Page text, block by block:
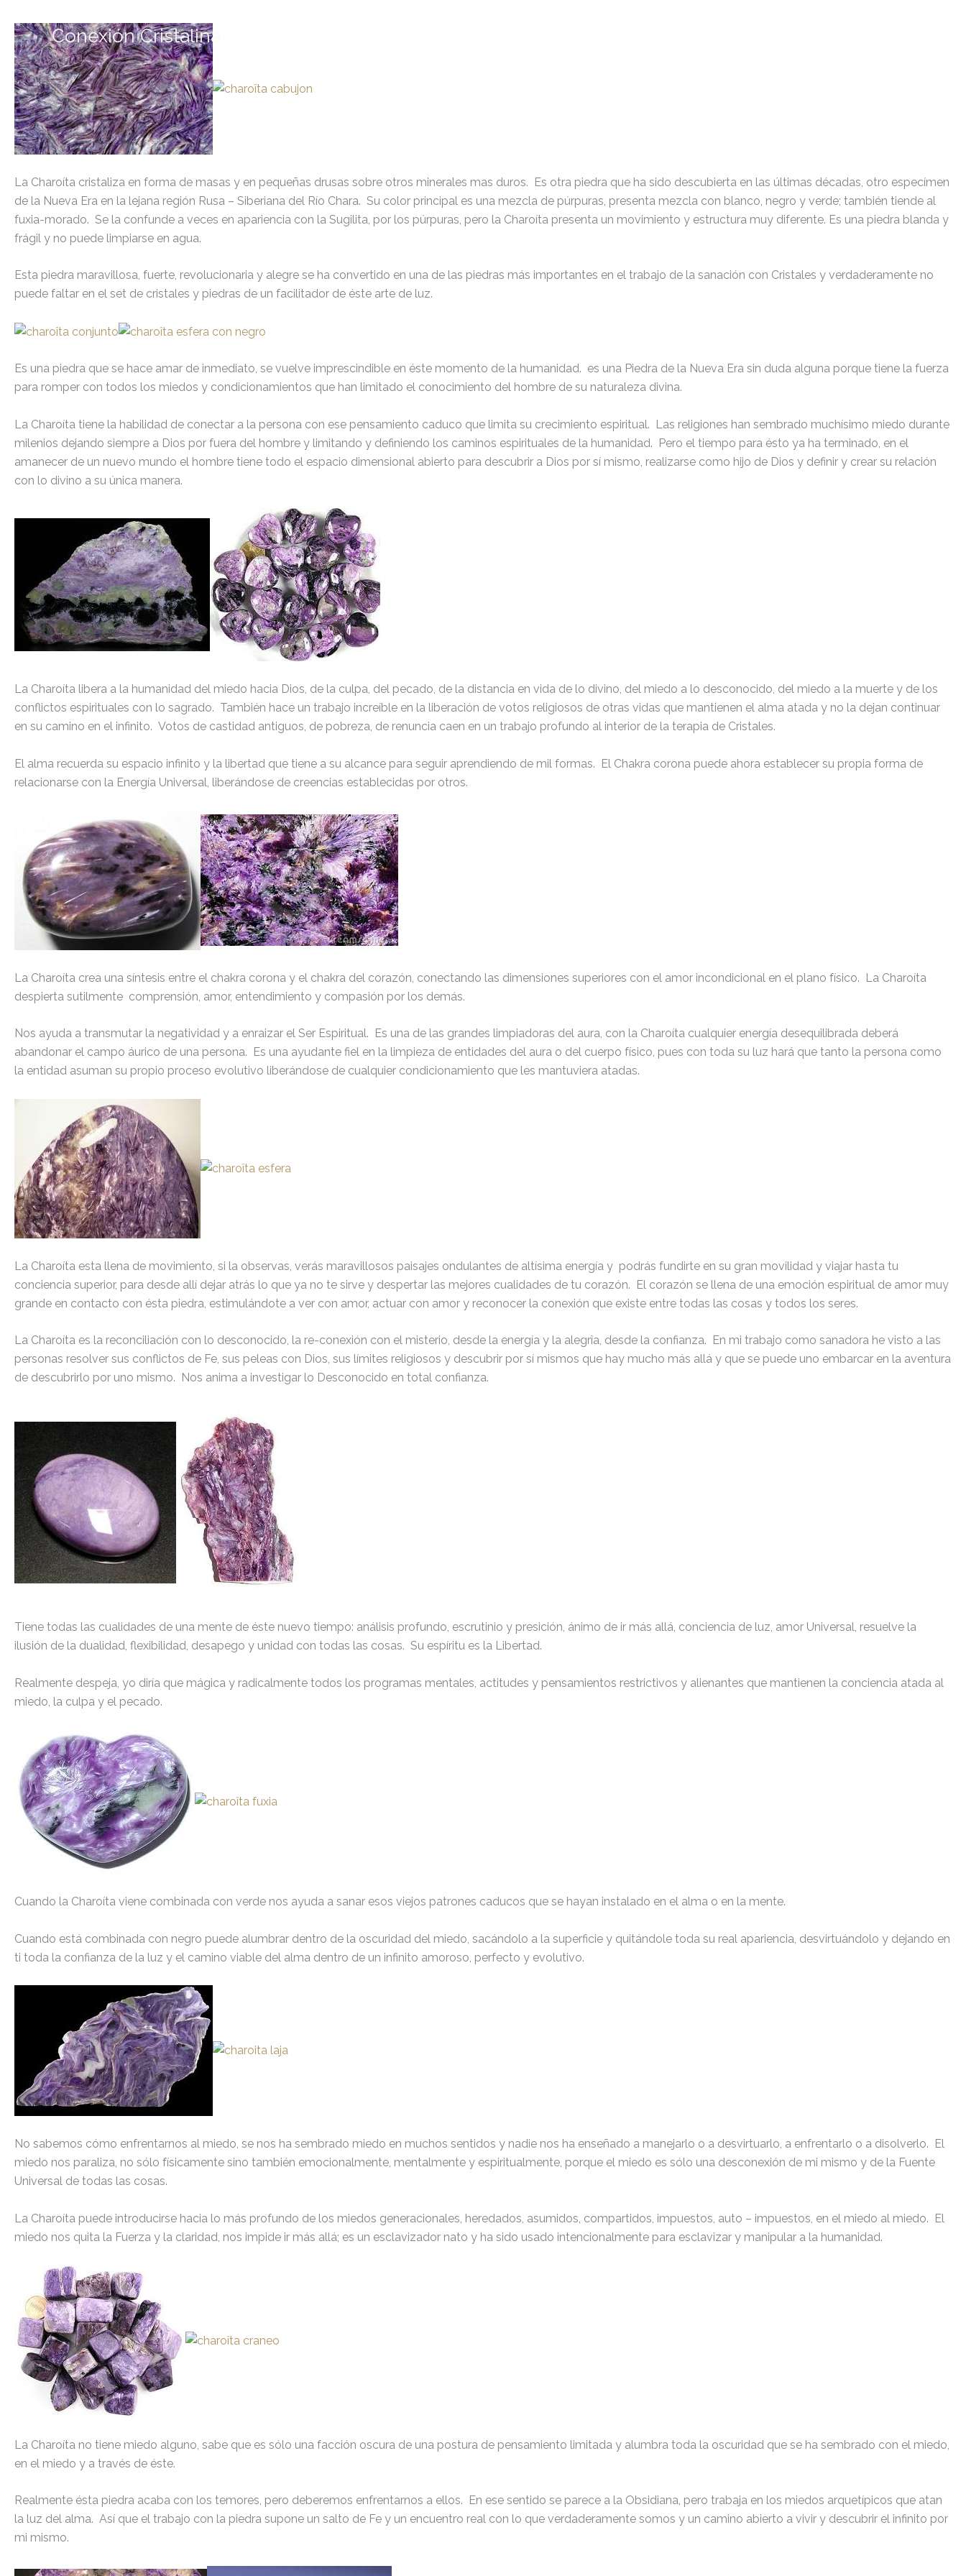
contenidoConexión Cristalina
La Charoíta cristaliza en forma de masas y en pequeñas drusas sobre otros minerales mas duros. Es otra piedra que ha sido descubierta en las últimas décadas, otro especímen
de la Nueva Era en la lejana región Rusa – Siberiana del Río Chara. Su color principal es una mezcla de púrpuras, presenta mezcla con blanco, negro y verde; también tiende al
fuxia-morado. Se la confunde a veces en apariencia con la Sugilita, por los púrpuras, pero la Charoíta presenta un movimiento y estructura muy diferente. Es una piedra blanda y
frágil y no puede limpiarse en agua.
Esta piedra maravillosa, fuerte, revolucionaria y alegre se ha convertido en una de las piedras más importantes en el trabajo de la sanación con Cristales y verdaderamente no
puede faltar en el set de cristales y piedras de un facilitador de éste arte de luz.
Es una piedra que se hace amar de inmediato, se vuelve imprescindible en éste momento de la humanidad. es una Piedra de la Nueva Era sin duda alguna porque tiene la fuerza
para romper con todos los miedos y condicionamientos que han limitado el conocimiento del hombre de su naturaleza divina.
La Charoíta tiene la habilidad de conectar a la persona con ese pensamiento caduco que limita su crecimiento espiritual. Las religiones han sembrado muchísimo miedo durante
milenios dejando siempre a Dios por fuera del hombre y limitando y definiendo los caminos espirituales de la humanidad. Pero el tiempo para ésto ya ha terminado, en el
amanecer de un nuevo mundo el hombre tiene todo el espacio dimensional abierto para descubrir a Dios por sí mismo, realizarse como hijo de Dios y definir y crear su relación
con lo divino a su única manera.
La Charoíta libera a la humanidad del miedo hacia Dios, de la culpa, del pecado, de la distancia en vida de lo divino, del miedo a lo desconocido, del miedo a la muerte y de los
conflictos espirituales con lo sagrado. También hace un trabajo increíble en la liberación de votos religiosos de otras vidas que mantienen el alma atada y no la dejan continuar
en su camino en el infinito. Votos de castidad antiguos, de pobreza, de renuncia caen en un trabajo profundo al interior de la terapia de Cristales.
El alma recuerda su espacio infinito y la libertad que tiene a su alcance para seguir aprendiendo de mil formas. El Chakra corona puede ahora establecer su propia forma de
relacionarse con la Energía Universal, liberándose de creencias establecidas por otros.
La Charoíta crea una síntesis entre el chakra corona y el chakra del corazón, conectando las dimensiones superiores con el amor incondicional en el plano físico. La Charoíta
despierta sutilmente comprensión, amor, entendimiento y compasión por los demás.
Nos ayuda a transmutar la negatividad y a enraizar el Ser Espiritual. Es una de las grandes limpiadoras del aura, con la Charoíta cualquier energía desequilibrada deberá
abandonar el campo áurico de una persona. Es una ayudante fiel en la limpieza de entidades del aura o del cuerpo físico, pues con toda su luz hará que tanto la persona como
la entidad asuman su propio proceso evolutivo liberándose de cualquier condicionamiento que les mantuviera atadas.
La Charoíta esta llena de movimiento, si la observas, verás maravillosos paisajes ondulantes de altísima energía y podrás fundirte en su gran movilidad y viajar hasta tu
conciencia superior, para desde allí dejar atrás lo que ya no te sirve y despertar las mejores cualidades de tu corazón. El corazón se llena de una emoción espiritual de amor muy
grande en contacto con ésta piedra, estimulándote a ver con amor, actuar con amor y reconocer la conexión que existe entre todas las cosas y todos los seres.
La Charoíta es la reconciliación con lo desconocido, la re-conexión con el misterio, desde la energía y la alegrîa, desde la confianza. En mi trabajo como sanadora he visto a las
personas resolver sus conflictos de Fe, sus peleas con Dios, sus límites religiosos y descubrir por sí mismos que hay mucho más allá y que se puede uno embarcar en la aventura
de descubrirlo por uno mismo. Nos anima a investigar lo Desconocido en total confianza.
Tiene todas las cualidades de una mente de éste nuevo tiempo: análisis profundo, escrutinio y presición, ánimo de ir más allá, conciencia de luz, amor Universal, resuelve la
ilusión de la dualidad, flexibilidad, desapego y unidad con todas las cosas. Su espíritu es la Libertad.
Realmente despeja, yo diría que mágica y radicalmente todos los programas mentales, actitudes y pensamientos restrictivos y alienantes que mantienen la conciencia atada al
miedo, la culpa y el pecado.
Cuando la Charoíta viene combinada con verde nos ayuda a sanar esos viejos patrones caducos que se hayan instalado en el alma o en la mente.
Cuando está combinada con negro puede alumbrar dentro de la oscuridad del miedo, sacándolo a la superficie y quitándole toda su real apariencia, desvirtuándolo y dejando en
ti toda la confianza de la luz y el camino viable del alma dentro de un infinito amoroso, perfecto y evolutivo.
No sabemos cómo enfrentarnos al miedo, se nos ha sembrado miedo en muchos sentidos y nadie nos ha enseñado a manejarlo o a desvirtuarlo, a enfrentarlo o a disolverlo. El
miedo nos paraliza, no sólo físicamente sino también emocionalmente, mentalmente y espiritualmente, porque el miedo es sólo una desconexión de mi mismo y de la Fuente
Universal de todas las cosas.
La Charoíta puede introducirse hacia lo más profundo de los miedos generacionales, heredados, asumidos, compartidos, impuestos, auto – impuestos, en el miedo al miedo. El
miedo nos quita la Fuerza y la claridad, nos impide ir más allá; es un esclavizador nato y ha sido usado intencionalmente para esclavizar y manipular a la humanidad.
La Charoíta no tiene miedo alguno, sabe que es sólo una facción oscura de una postura de pensamiento limitada y alumbra toda la oscuridad que se ha sembrado con el miedo,
en el miedo y a través de éste.
Realmente ésta piedra acaba con los temores, pero deberemos enfrentarnos a ellos. En ese sentido se parece a la Obsidiana, pero trabaja en los miedos arquetípicos que atan
la luz del alma. Así que el trabajo con la piedra supone un salto de Fe y un encuentro real con lo que verdaderamente somos y un camino abierto a vivir y descubrir el infinito por
mi mismo.